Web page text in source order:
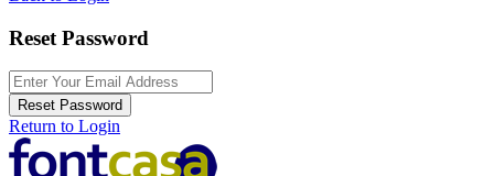
Reset Password
Reset Password
Return to Login